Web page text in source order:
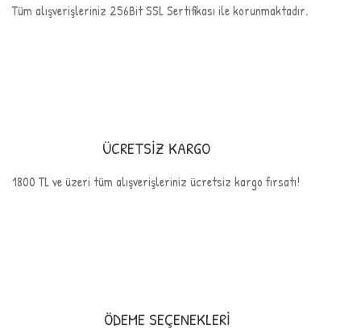
Tüm alışverişleriniz 256Bit SSL Sertifikası ile korunmaktadır.
ÜCRETSİZ KARGO
1800 TL ve üzeri tüm alışverişleriniz ücretsiz kargo fırsatı!
ÖDEME SEÇENEKLERİ